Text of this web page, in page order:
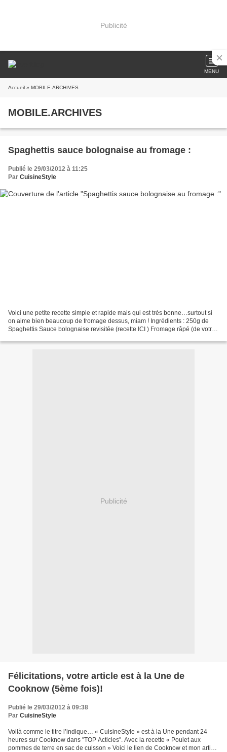
Publicité
MENU
Accueil » MOBILE.ARCHIVES
MOBILE.ARCHIVES
Spaghettis sauce bolognaise au fromage :
Publié le 29/03/2012 à 11:25
Par CuisineStyle
Voici une petite recette simple et rapide mais qui est très bonne…surtout si
on aime bien beaucoup de fromage dessus, miam ! Ingrédients : 250g de
Spaghettis Sauce bolognaise revisitée (recette ICI ) Fromage râpé (de votre
Publicité
Félicitations, votre article est à la Une de
Cooknow (5ème fois)!
Publié le 29/03/2012 à 09:38
Par CuisineStyle
Voilà comme le titre l’indique… « CuisineStyle » est à la Une pendant 24
heures sur Cooknow dans ''TOP Acticles''. Avec la recette « Poulet aux
pommes de terre en sac de cuisson » Voici le lien de Cooknow et mon article